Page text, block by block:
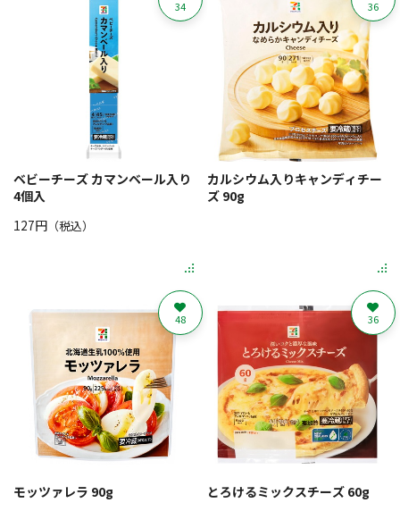
ベビーチーズ カマンベール入り
4個入
127円 （税込）
34
カルシウム入りキャンディチー
ズ 90g
36
モッツァレラ 90g
48
とろけるミックスチーズ 60g
36